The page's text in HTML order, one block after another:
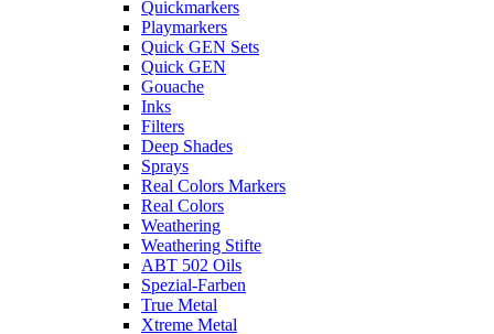
Quickmarkers
Playmarkers
Quick GEN Sets
Quick GEN
Gouache
Inks
Filters
Deep Shades
Sprays
Real Colors Markers
Real Colors
Weathering
Weathering Stifte
ABT 502 Oils
Spezial-Farben
True Metal
Xtreme Metal